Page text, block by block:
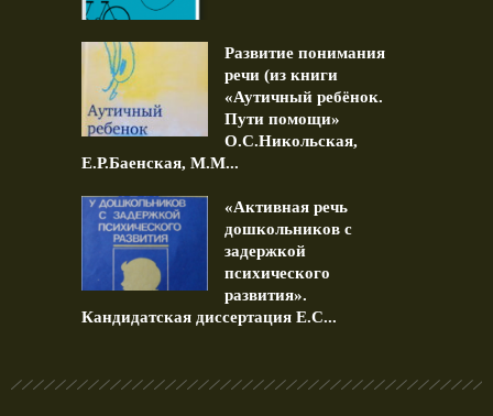
Развитие понимания
речи (из книги
«Аутичный ребёнок.
Пути помощи»
О.С.Никольская,
Е.Р.Баенская, М.М...
«Активная речь
дошкольников с
задержкой
психического
развития».
Кандидатская диссертация Е.С...